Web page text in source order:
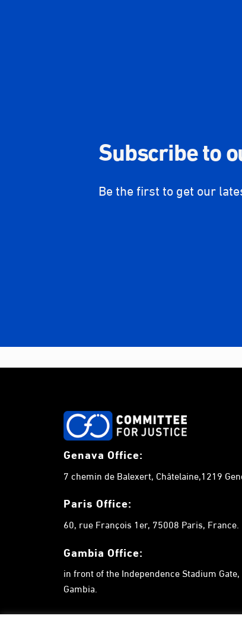
Subscribe to
Be the first to get our
Genava Office:
7 chemin de Balexert, Châtelaine,1219
Paris Office:
60, rue François 1er, 75008 Paris, France.
Gambia Office:
in front of the Independence Stadium
Gambia.